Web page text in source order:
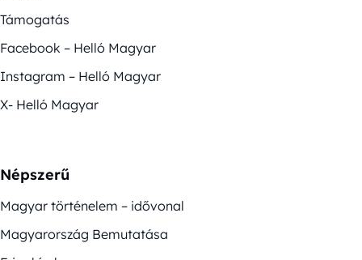
Támogatás
Facebook – Helló Magyar
Instagram – Helló Magyar
X- Helló Magyar
Népszerű
Magyar történelem – idővonal
Magyarország Bemutatása